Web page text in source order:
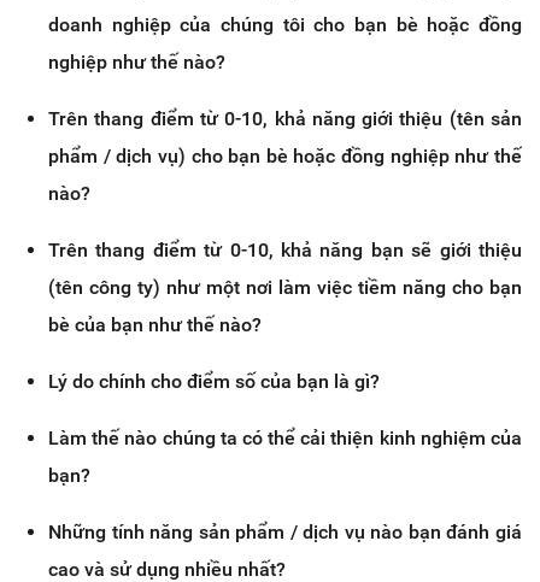
doanh nghiệp của chúng tôi cho bạn bè hoặc đồng
nghiệp như thế nào?
Trên thang điểm từ 0-10, khả năng giới thiệu (tên sản
phẩm / dịch vụ) cho bạn bè hoặc đồng nghiệp như thế
nào?
Trên thang điểm từ 0-10, khả năng bạn sẽ giới thiệu
(tên công ty) như một nơi làm việc tiềm năng cho bạn
bè của bạn như thế nào?
Lý do chính cho điểm số của bạn là gì?
Làm thế nào chúng ta có thể cải thiện kinh nghiệm của
bạn?
Những tính năng sản phẩm / dịch vụ nào bạn đánh giá
cao và sử dụng nhiều nhất?